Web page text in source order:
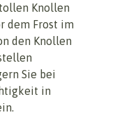
Knollen
dem Frost im
den Knollen
Sie bei
in